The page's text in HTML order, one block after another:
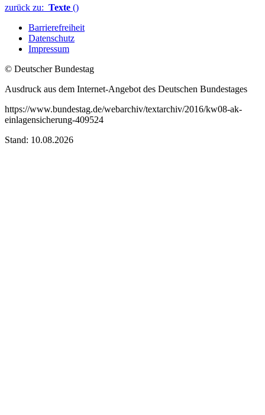
zurück zu: Texte ()
Barrierefreiheit
Datenschutz
Impressum
© Deutscher Bundestag
Ausdruck aus dem Internet-Angebot des Deutschen Bundestages
https://www.bundestag.de/webarchiv/textarchiv/2016/kw08-ak-
einlagensicherung-409524
Stand: 10.08.2026